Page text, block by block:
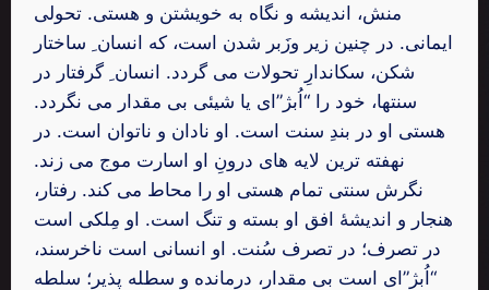
منش، اندیشه و نگاه به خویشتن و هستی. تحولی
ایمانی. در چنین زیر وزَبر شدن است، که انسان ِ ساختار
شکن، سکاندارِ تحولات می گردد. انسان ِ گرفتار در
سنتها، خود را “اُبژ”ای یا شیئی بی مقدار می نگردد.
هستی او در بندِ سنت است. او نادان و ناتوان است. در
نهفته ترین لایه های درونِ او اسارت موج می زند.
نگرش سنتی تمام هستی او را محاط می کند. رفتار،
هنجار و اندیشۀ افق او بسته و تنگ است. او مِلکی است
در تصرف؛ در تصرف سُنت. او انسانی است ناخرسند،
“اُبژ”ای است بی مقدار، درمانده و سطله پذیر؛ سلطه